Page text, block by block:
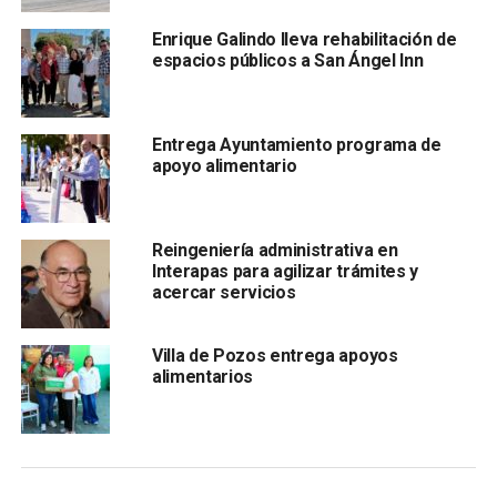
las recomendaciones que en su momento hicieron,
“prácticamente todas las cumplimos”. Pidió seguir con
esta labor de acompañamiento junto con la Alcaldesa y el
Ante la presencia de integrantes del Cabildo
Constitucional y de la titular del
tradición el Cabildo Infantil, también sus integrantes
Enrique Galindo lleva rehabilitación de
espacios públicos a San Ángel Inn
Entrega Ayuntamiento programa de
apoyo alimentario
Reingeniería administrativa en
Interapas para agilizar trámites y
acercar servicios
Villa de Pozos entrega apoyos
alimentarios